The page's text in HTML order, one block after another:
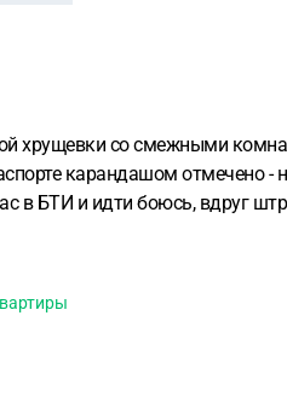
хрущевки со смежными
карандашом отмечено
в БТИ и идти боюсь, вдруг